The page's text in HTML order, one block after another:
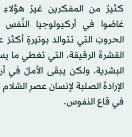
كثيرٌ من المفكرين غيرُ
غاصُوا في أركيولوجيا النَّفسِ
الحروبَ التي تتوالد بوتيرةٍ
القشرةَ الرقيقة، التي تغطي
البشرية، ولكن يبقَى الأملُ في
الإرادةَ الصلبة لإنسان عصرِ
في قاع النفوس.